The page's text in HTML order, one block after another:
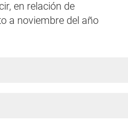
en relación de
a noviembre del año